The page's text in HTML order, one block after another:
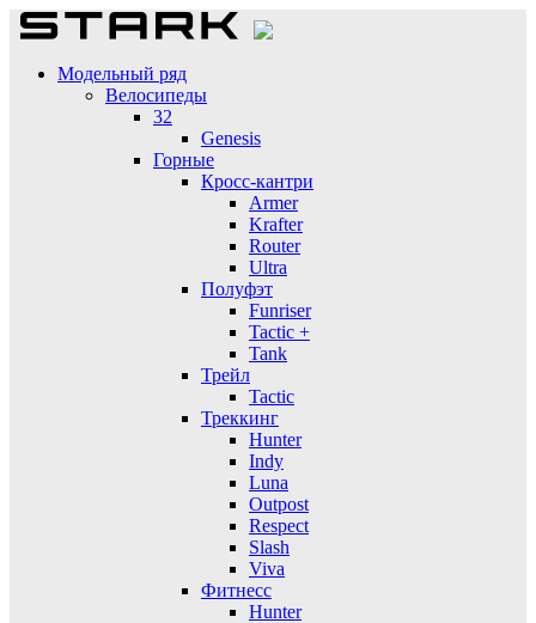
Модельный ряд
Велосипеды
32
Genesis
Горные
Кросс-кантри
Armer
Krafter
Router
Ultra
Полуфэт
Funriser
Tactic +
Tank
Трейл
Tactic
Треккинг
Hunter
Indy
Luna
Outpost
Respect
Slash
Viva
Фитнесс
Hunter